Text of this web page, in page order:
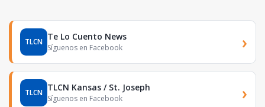
TLCN Te Lo Cuento News
Síguenos en Facebook ›
TLCN TLCN Kansas / St. Joseph
Síguenos en Facebook ›